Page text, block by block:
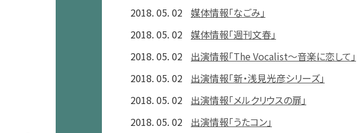
2018. 05. 02 媒体情報「なごみ」
2018. 05. 02 媒体情報「週刊文春」
2018. 05. 02
出演情報「The Vocalist～音楽に恋して」
2018. 05. 02
出演情報「新・浅見光彦シリーズ」
2018. 05. 02
出演情報「メルクリウスの扉」
2018. 05. 02
出演情報「うたコン」